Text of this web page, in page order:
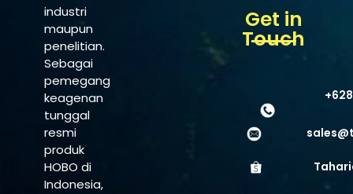
industri
maupun
penelitian.
Sebagai
pemegang
keagenan
tunggal
resmi
produk
HOBO di
Indonesia,
Get in
Touch